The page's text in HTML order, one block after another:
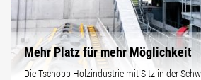
Mehr Platz für mehr Möglichkeit
Die Tschopp Holzindustrie mit Sitz in der